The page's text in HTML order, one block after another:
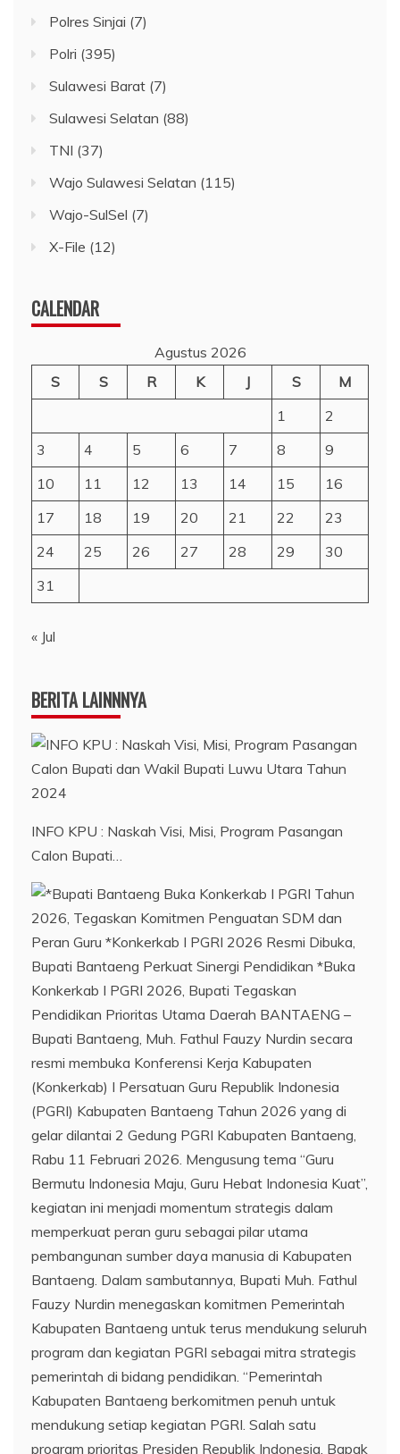
Polres Sinjai (7)
Polri (395)
Sulawesi Barat (7)
Sulawesi Selatan (88)
TNI (37)
Wajo Sulawesi Selatan (115)
Wajo-SulSel (7)
X-File (12)
CALENDAR
Agustus 2026
S
S R K J S
M
1
2
3
4 5 6 7 8
9
10
11 12 13 14 15
16
17
18 19 20 21 22
23
24
25 26 27 28 29
30
31
« Jul
BERITA LAINNNYA
INFO KPU : Naskah Visi, Misi, Program Pasangan
Calon Bupati…